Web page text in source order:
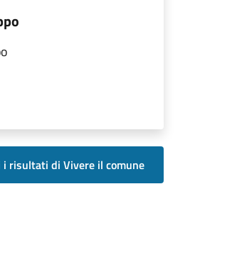
risultati di Vivere il comune